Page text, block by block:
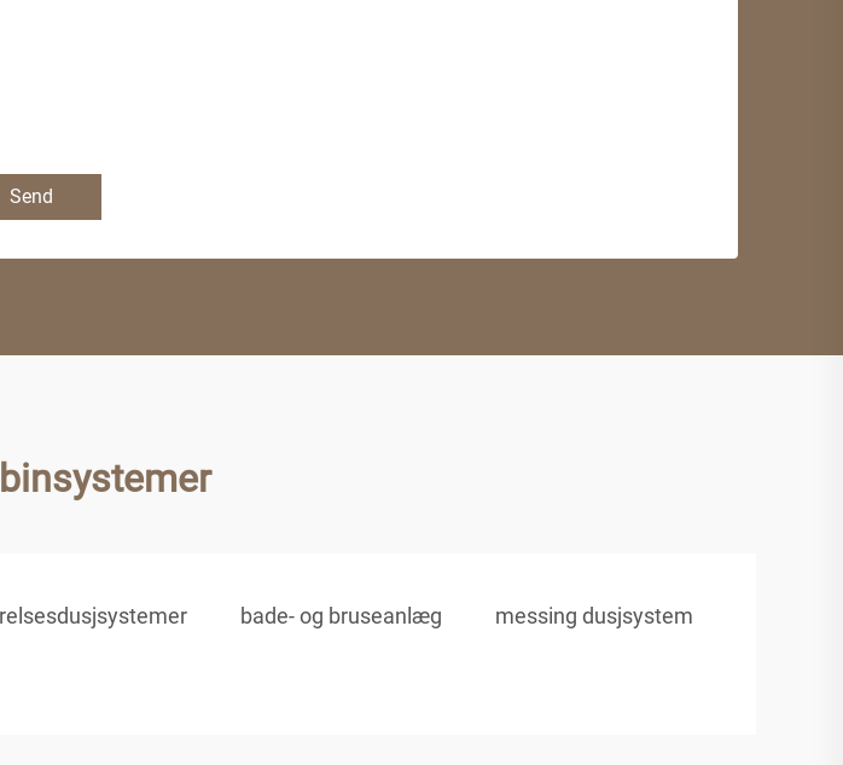
Send
bade- og bruseanlæg messing dusjsystem